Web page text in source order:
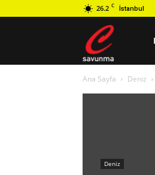
26.2 C İstanbul
Ana Sayfa Deniz
Deniz